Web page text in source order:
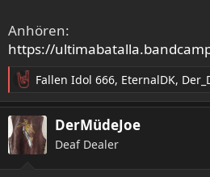
Anhören:
https://
R
e
a
k
t
Fallen Idol 666, EternalDK,
DerMüdeJoe
Deaf Dealer